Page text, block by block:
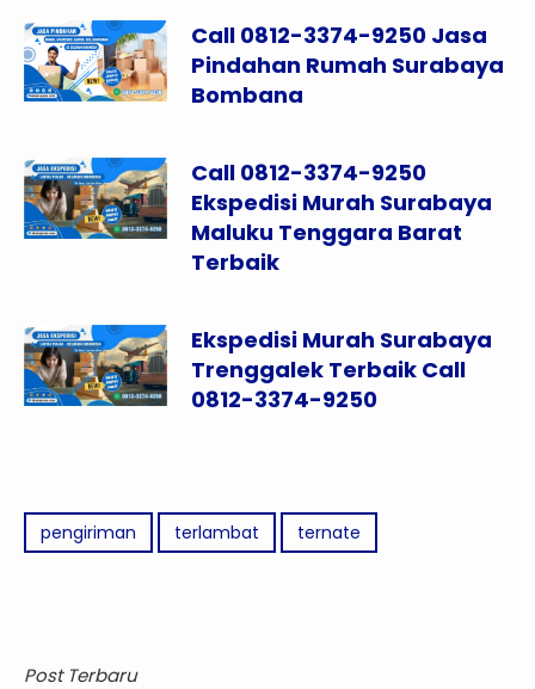
Call 0812-3374-9250 Jasa
Pindahan Rumah Surabaya
Bombana
Call 0812-3374-9250
Ekspedisi Murah Surabaya
Maluku Tenggara Barat
Terbaik
Ekspedisi Murah Surabaya
Trenggalek Terbaik Call
0812-3374-9250
pengiriman terlambat ternate
Post Terbaru